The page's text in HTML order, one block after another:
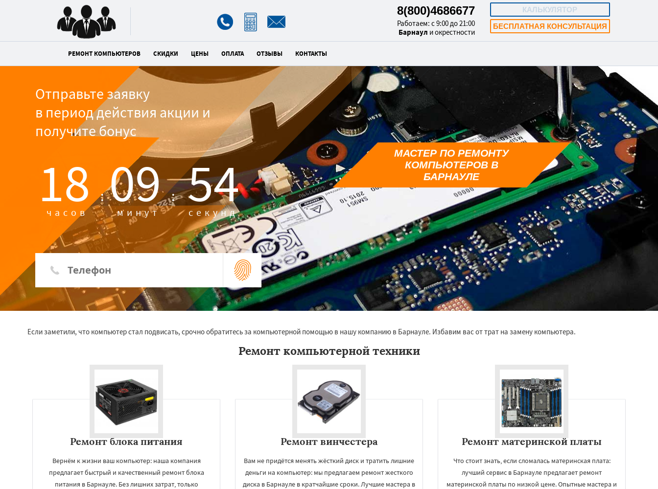
КАЛЬКУЛЯТОР
БЕСПЛАТНАЯ КОНСУЛЬТАЦИЯ
8(800)4686677
Работаем: с 9:00 до 21:00
Барнаул и окрестности
РЕМОНТ КОМПЬЮТЕРОВ СКИДКИ ЦЕНЫ ОПЛАТА ОТЗЫВЫ КОНТАКТЫ
Отправьте заявку
в период действия акции и
получите бонус
18 :
часов 09 :
минут 53
секунд
МАСТЕР ПО РЕМОНТУ
КОМПЬЮТЕРОВ В
БАРНАУЛЕ
Если заметили, что компьютер стал подвисать, срочно обратитесь за компьютерной помощью в нашу компанию в Барнауле. Избавим вас от трат на замену компьютера.
Ремонт компьютерной техники
Ремонт блока питания
Вернём к жизни ваш компьютер: наша компания
предлагает быстрый и качественный ремонт блока
питания в Барнауле. Без лишних затрат, только
Ремонт винчестера
Вам не придётся менять жёсткий диск и тратить лишние
деньги на компьютер: мы предлагаем ремонт жесткого
диска в Барнауле в кратчайшие сроки. Лучшие мастера в
Ремонт материнской платы
Что стоит знать, если сломалась материнская плата:
лучший сервис в Барнауле предлагает ремонт
материнской платы по низкой цене. Опытные мастера и